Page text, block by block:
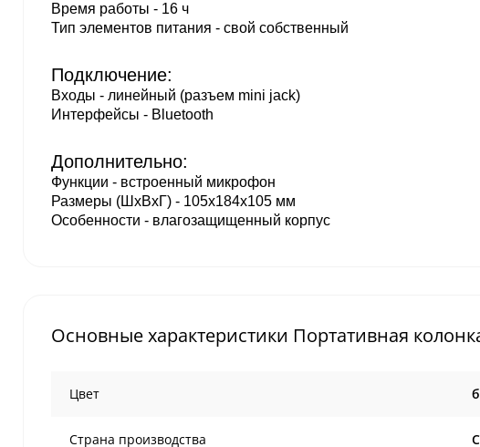
Время работы - 16 ч
Тип элементов питания - свой собственный
Подключение:
Входы - линейный (разъем mini jack)
Интерфейсы - Bluetooth
Дополнительно:
Функции - встроенный микрофон
Размеры (ШxВxГ) - 105x184x105 мм
Особенности - влагозащищенный корпус
Основные характеристики Портативная
Цвет
Страна производства